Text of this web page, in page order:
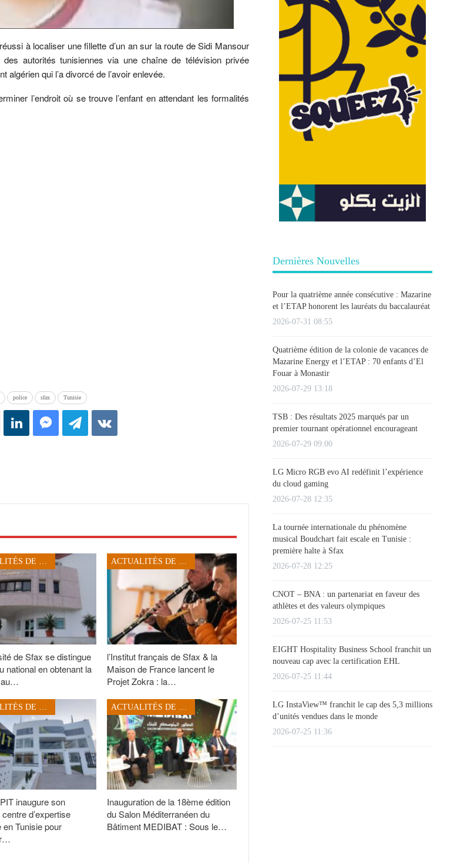
à localiser une fillette d’un an sur la route de Sidi Mansour
autorités tunisiennes via une chaîne de télévision privée
qui l’a divorcé de l’avoir enlevée.
l’endroit où se trouve l’enfant en attendant les formalités
police sfax Tunisie
ACTUALITÉS DE SFAX
de Sfax se distingue
national en obtenant la
au…
ACTUALITÉS DE SFAX
l’Institut français de Sfax & la
Maison de France lancent le
Projet Zokra : la…
inaugure son
d’expertise
en Tunisie pour
Inauguration de la 18ème édition
du Salon Méditerranéen du
Bâtiment MEDIBAT : Sous le…
Dernières Nouvelles
Pour la quatrième année consécutive : Mazarine
et l’ETAP honorent les lauréats du baccalauréat
2026-07-31 08:55
Quatrième édition de la colonie de vacances de
Mazarine Energy et l’ETAP : 70 enfants d’El
Fouar à Monastir
2026-07-29 13:18
TSB : Des résultats 2025 marqués par un
premier tournant opérationnel encourageant
2026-07-29 09:00
LG Micro RGB evo AI redéfinit l’expérience
du cloud gaming
2026-07-28 12:35
La tournée internationale du phénomène
musical Boudchart fait escale en Tunisie :
première halte à Sfax
2026-07-28 12:25
CNOT – BNA : un partenariat en faveur des
athlètes et des valeurs olympiques
2026-07-25 11:53
EIGHT Hospitality Business School franchit un
nouveau cap avec la certification EHL
2026-07-25 11:44
LG InstaView™ franchit le cap des 5,3 millions
d’unités vendues dans le monde
2026-07-25 11:36